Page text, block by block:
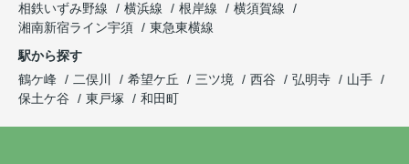
相鉄いずみ野線
横浜線 根岸線
横須賀線
湘南新宿ライン宇須
東急東横線
駅から探す
鶴ケ峰
二俣川 希望ケ丘 三ツ境 西谷 弘明寺
山手
保土ケ谷
東戸塚 和田町